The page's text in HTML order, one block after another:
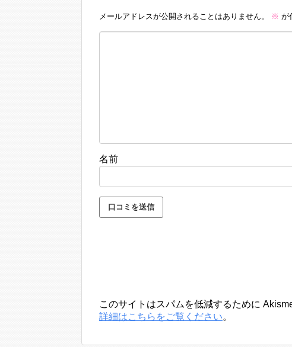
メールアドレスが公開されることはありません。 ※ が
名前
このサイトはスパムを低減するために
詳細はこちらをご覧ください。